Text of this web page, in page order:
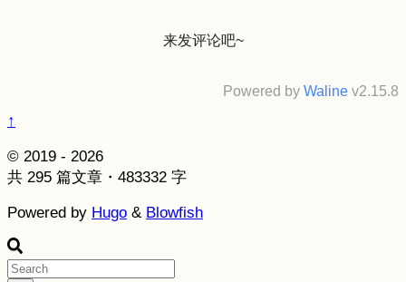
来发评论吧~
Powered by Waline v2.15.8
↑
© 2019 - 2026
共 295 篇文章・483332 字
Powered by Hugo & Blowfish